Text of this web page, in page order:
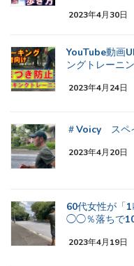
2023年4月30日
YouTube動画
ングトレーニ
2023年4月24日
＃Voicy スペ
2023年4月20日
60代女性が「
◯◯％落ちで10
2023年4月19日